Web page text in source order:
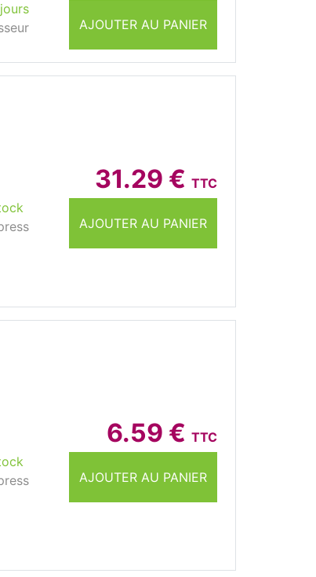
AJOUTER AU PANIER
31.29 € TTC
AJOUTER AU PANIER
6.59 € TTC
AJOUTER AU PANIER